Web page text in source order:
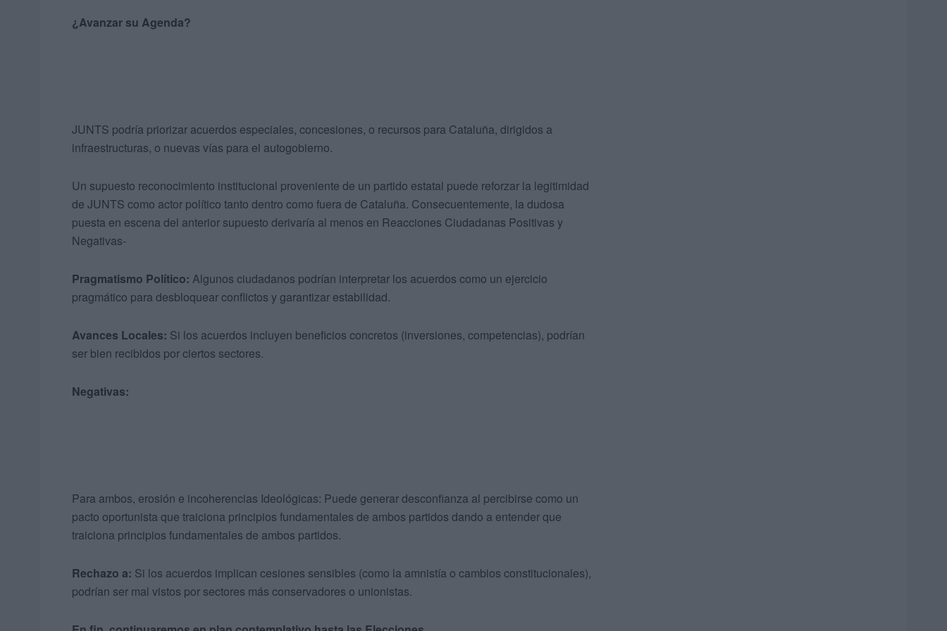
¿Avanzar su Agenda?
JUNTS podría priorizar acuerdos especiales, concesiones, o recursos para Cataluña, dirigidos a
infraestructuras, o nuevas vías para el autogobierno.
Un supuesto reconocimiento institucional proveniente de un partido estatal puede reforzar la legitimidad
de JUNTS como actor político tanto dentro como fuera de Cataluña. Consecuentemente, la dudosa
puesta en escena del anterior supuesto derivaría al menos en Reacciones Ciudadanas Positivas y
Negativas-
Pragmatismo Político: Algunos ciudadanos podrían interpretar los acuerdos como un ejercicio
pragmático para desbloquear conflictos y garantizar estabilidad.
Avances Locales: Si los acuerdos incluyen beneficios concretos (inversiones, competencias), podrían
ser bien recibidos por ciertos sectores.
Negativas:
Para ambos, erosión e incoherencias Ideológicas: Puede generar desconfianza al percibirse como un
pacto oportunista que traiciona principios fundamentales de ambos partidos dando a entender que
traiciona principios fundamentales de ambos partidos.
Rechazo a: Si los acuerdos implican cesiones sensibles (como la amnistía o cambios constitucionales),
podrían ser mal vistos por sectores más conservadores o unionistas.